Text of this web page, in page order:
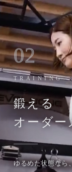
02
TRAINING
鍛える
オーダー
ゆるめた状態なら